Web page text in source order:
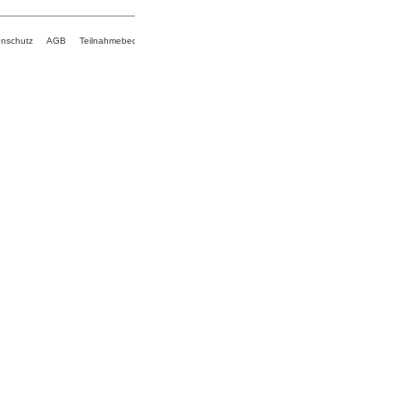
AGB Teilnahmebedingungen